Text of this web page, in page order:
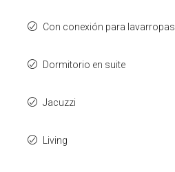
Con conexión para lavarropas
Dormitorio en suite
Jacuzzi
Living